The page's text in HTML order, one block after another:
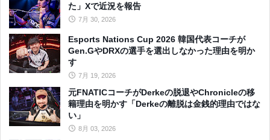
た」Xで近況を報告
7月 30, 2026
Esports Nations Cup 2026 韓国代表コーチが
Gen.GやDRXの選手を選出しなかった理由を明か
す
7月 19, 2026
元FNATICコーチがDerkeの脱退やChronicleの移
籍理由を明かす「Derkeの離脱は金銭的理由ではな
い」
8月 03, 2026